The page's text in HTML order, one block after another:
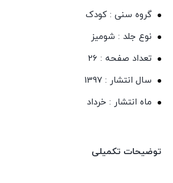
گروه سنی : کودک
نوع جلد : شومیز
تعداد صفحه : 26
سال انتشار : 1397
ماه انتشار : خرداد
توضیحات تکمیلی